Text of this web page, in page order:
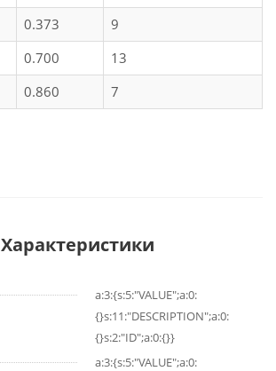
0.373
9
0.700
13
0.860 7
Характеристики
a:3:{s:5:"VALUE";a:0:
{}s:11:"DESCRIPTION";a:0:
{}s:2:"ID";a:0:{}}
a:3:{s:5:"VALUE";a:0: